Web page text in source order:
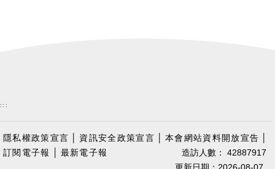
:::
隱私權政策宣言 資訊安全政策宣言 │本會網站資料開放宣告
訂閱電子報
最新電子報
造訪人數： 42887917